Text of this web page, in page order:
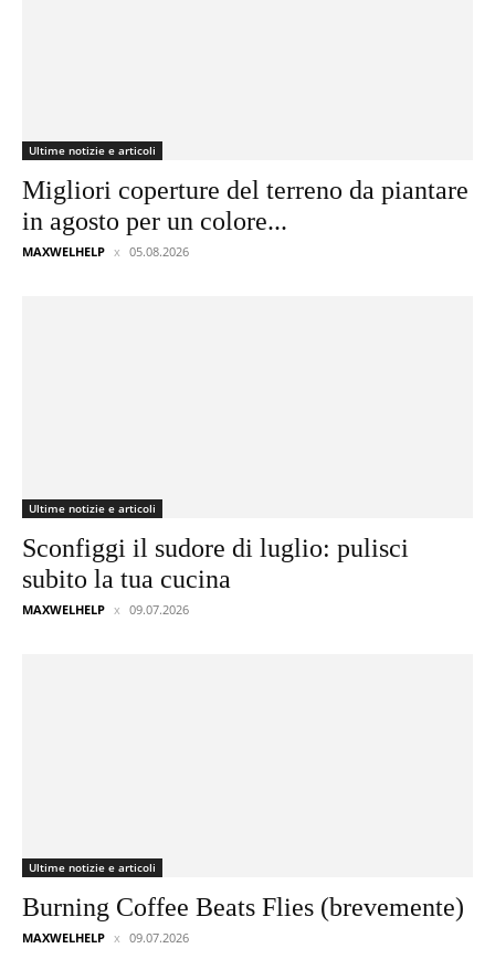
Ultime notizie e articoli
Migliori coperture del terreno da piantare
in agosto per un colore...
MAXWELHELP 05.08.2026
Ultime notizie e articoli
Sconfiggi il sudore di luglio: pulisci
subito la tua cucina
MAXWELHELP 09.07.2026
Ultime notizie e articoli
Burning Coffee Beats Flies (brevemente)
MAXWELHELP 09.07.2026